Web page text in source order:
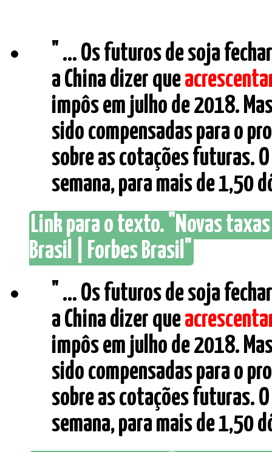
" ... Os futuros de soja
a China dizer que
impôs em julho de 2018.
sido compensadas para o
sobre as cotações futuras.
semana, para mais de 1,50
Link para o texto. "Novas
Brasil | Forbes Brasil"
" ... Os futuros de soja
a China dizer que
impôs em julho de 2018.
sido compensadas para o
sobre as cotações futuras.
semana, para mais de 1,50